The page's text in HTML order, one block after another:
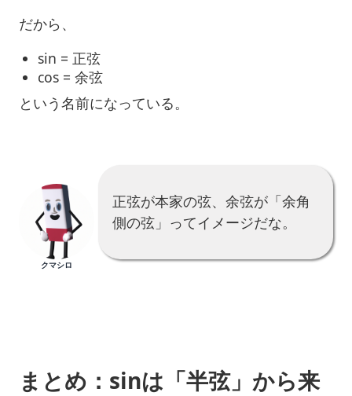
だから、
sin = 正弦
cos = 余弦
という名前になっている。
クマシロ
正弦が本家の弦、余弦が「余角
側の弦」ってイメージだな。
まとめ：sinは「半弦」から来